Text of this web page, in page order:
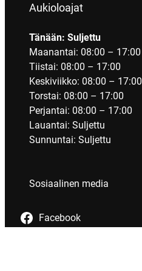
Aukioloajat
Tänään: Suljettu
Maanantai: 08:00 – 17:00
Tiistai: 08:00 – 17:00
Keskiviikko: 08:00 – 17:00
Torstai: 08:00 – 17:00
Perjantai: 08:00 – 17:00
Lauantai: Suljettu
Sunnuntai: Suljettu
Sosiaalinen media
Facebook